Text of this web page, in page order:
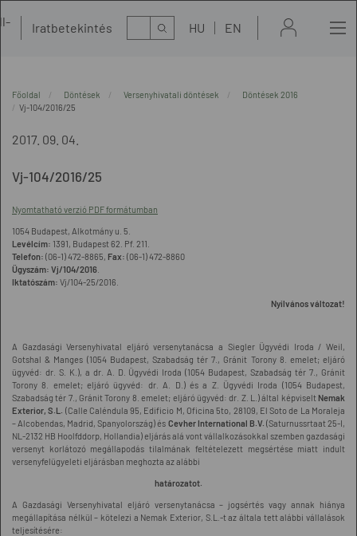
Iratbetekintés Kereső HU EN
Főoldal Döntések Versenyhivatali döntések
Döntések 2016
Vj-104/2016/25
2017. 09. 04.
Vj-104/2016/25
Nyomtatható verzió PDF formátumban
1054 Budapest, Alkotmány u. 5.
Levélcím: 1391, Budapest 62. Pf. 211.
Telefon: (06-1) 472-8865, Fax: (06-1) 472-8860
Ügyszám: Vj/104/2016
Iktatószám: Vj/104-25/2016.
Nyilvános változat!
A Gazdasági Versenyhivatal eljáró versenytanácsa a Siegler Ügyvédi Iroda / Weil,
Gotshal & Manges (1054 Budapest, Szabadság tér 7., Gránit Torony 8. emelet; eljáró
ügyvéd: dr. S. K.), a dr. A. D. Ügyvédi Iroda (1054 Budapest, Szabadság tér 7., Gránit
Torony 8. emelet; eljáró ügyvéd: dr. A. D.) és a Z. Ügyvédi Iroda (1054 Budapest,
Szabadság tér 7., Gránit Torony 8. emelet; eljáró ügyvéd: dr. Z. L.) által képviselt Nemak
Exterior, S.L. (Calle Caléndula 95, Edificio M, Oficina 5to, 28109, El Soto de La Moraleja
– Alcobendas, Madrid, Spanyolország) és Cevher International B.V. (Saturnussrtaat 25-I,
NL-2132 HB Hoolfddorp, Hollandia) eljárás alá vont vállalkozásokkal szemben gazdasági
versenyt korlátozó megállapodás tilalmának feltételezett megsértése miatt indult
versenyfelügyeleti eljárásban meghozta az alábbi
határozatot.
A Gazdasági Versenyhivatal eljáró versenytanácsa – jogsértés vagy annak hiánya
megállapítása nélkül – kötelezi a Nemak Exterior, S.L.-t az általa tett alábbi vállalások
teljesítésére: